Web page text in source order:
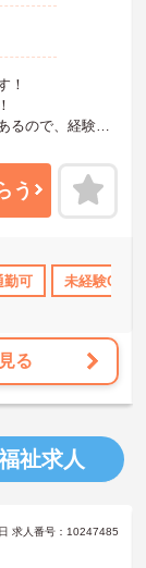
！
るので、経験の
細をお話しい
う
勤可 未経験OK
る
祉求人
求人番号：10247485